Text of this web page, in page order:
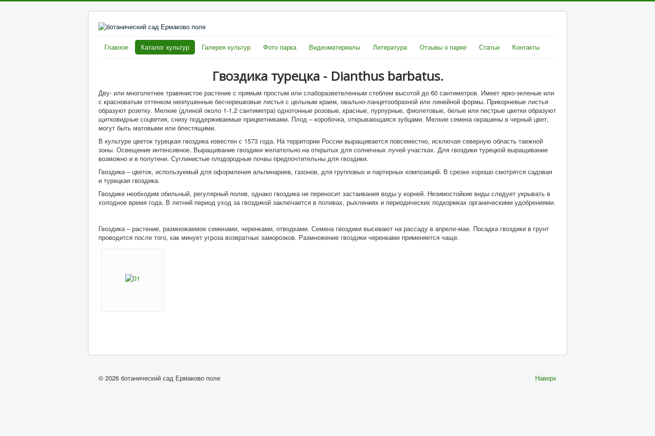
Главное Каталог культур Галерея культур Фото парка Видеоматериалы Литература Отзывы о парке Статьи Контакты
Гвоздика турецка - Dianthus barbatus.
Дву- или многолетнее травянистое растение с прямым простым или слаборазветвленным стеблем высотой до 60 сантиметров. Имеет ярко-зеленые или
с красноватым оттенком неопушенные бесчерешковые листья с цельным краем, овально-ланцетообразной или линейной формы. Прикорневые листья
образуют розетку. Мелкие (длиной около 1-1,2 сантиметра) однотонные розовые, красные, пурпурные, фиолетовые, белые или пестрые цветки образуют
щитковидные соцветия, снизу поддерживаемые прицветниками. Плод – коробочка, открывающаяся зубцами. Мелкие семена окрашены в черный цвет,
могут быть матовыми или блестящими.
В культуре цветок турецкая гвоздика известен с 1573 года. На территории России выращивается повсеместно, исключая северную область таежной
зоны. Освещение интенсивное. Выращивание гвоздики желательно на открытых для солнечных лучей участках. Для гвоздики турецкой выращивание
возможно и в полутени. Суглинистые плодородные почвы предпочтительны для гвоздики.
Гвоздика – цветок, используемый для оформления альпинариев, газонов, для групповых и партерных композиций. В срезке хорошо смотрятся садовая
и турецкая гвоздика.
Гвоздике необходим обильный, регулярный полив, однако гвоздика не переносит застаивания воды у корней. Незимостойкие виды следует укрывать в
холодное время года. В летний период уход за гвоздикой заключается в поливах, рыхлениях и периодических подкормках органическими удобрениями.
Гвоздика – растение, размножаемое семенами, черенками, отводками. Семена гвоздики высевают на рассаду в апреле-мае. Посадка гвоздики в грунт
проводится после того, как минует угроза возвратных заморозков. Размножение гвоздики черенками применяется чаще.
Наверх
© 2026 ботанический сад Ермаково поле